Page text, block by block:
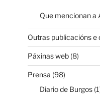
Que mencionan a
Outras publicacións e
Páxinas web(8)
Prensa (98)
Diario de Burgos